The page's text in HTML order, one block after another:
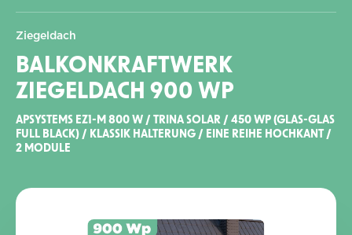
Ziegeldach
BALKONKRAFTWERK
ZIEGELDACH 900 WP
APSYSTEMS EZ1-M 800 W / TRINA SOLAR / 450 WP (GLAS-GLAS
FULL BLACK) / KLASSIK HALTERUNG / EINE REIHE HOCHKANT /
2 MODULE
Bildergalerie überspringen